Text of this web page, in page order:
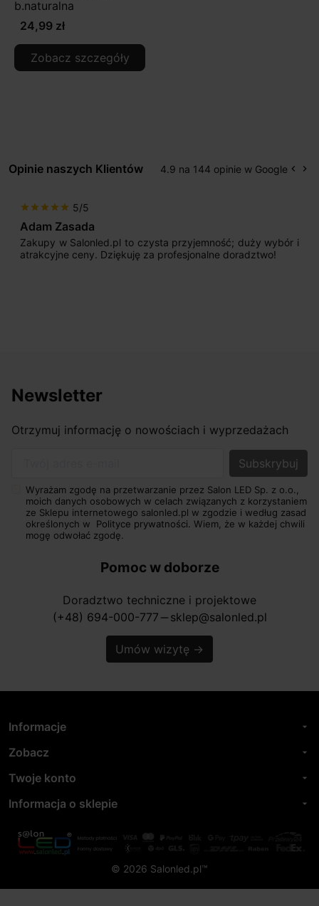
b.naturalna
24,99 zł
Zobacz szczegóły
Opinie naszych Klientów 4.9 na 144 opinie w Google keyboard_arrow_left keyboard_arrow_right
przyjemność; duży wybór i
doradztwo!
Jestem bardzo
początku uderzyło mnie
Newsletter
Otrzymuj informację o nowościach i wyprzedażach
Wyrażam zgodę na przetwarzanie przez Salon LED Sp. z o.o.,
moich danych osobowych w celach związanych z korzystaniem
ze Sklepu internetowego salonled.pl w zgodzie i według zasad
określonych w Polityce prywatności. Wiem, że w każdej chwili
mogę odwołać zgodę.
Pomoc w doborze
Doradztwo techniczne i projektowe
(+48) 694-000-777 horizontal_rule sklep@salonled.pl
Umów wizytę →
Informacje arrow_drop_down
Zobacz arrow_drop_down
Twoje konto arrow_drop_down
Informacja o sklepie arrow_drop_down
© 2026 Salonled.pl™